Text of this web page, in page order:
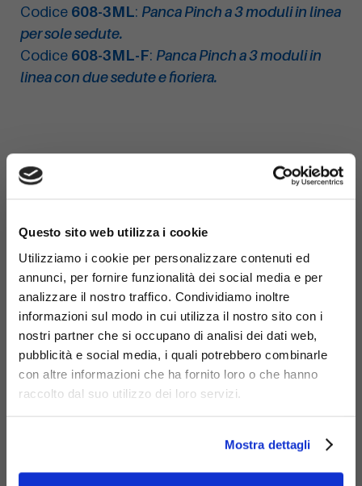
Questo sito web utilizza i cookie
Utilizziamo i cookie per personalizzare contenuti ed
annunci, per fornire funzionalità dei social media e per
analizzare il nostro traffico. Condividiamo inoltre
informazioni sul modo in cui utilizza il nostro sito con i
nostri partner che si occupano di analisi dei dati web,
pubblicità e social media, i quali potrebbero combinarle
con altre informazioni che ha fornito loro o che hanno
raccolto dal suo utilizzo dei loro servizi.
Mostra dettagli
Codice 608-3ML: Panca Pinch a 3 moduli in linea
per sole sedute.
Codice 608-3ML-F: Panca Pinch a 3 moduli in
linea con due sedute e fioriera.
Materiali